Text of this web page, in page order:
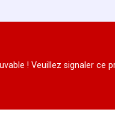
! Veuillez signaler ce